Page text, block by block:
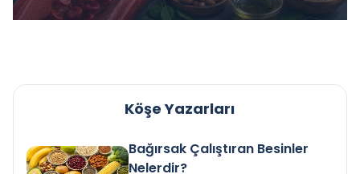
Köşe Yazarları
Bağırsak Çalıştıran Besinler
Nelerdir?